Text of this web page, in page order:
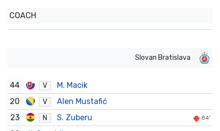
COACH
Slovan Bratislava
44 V
M. Macik
20
V
Alen Mustafić
23
N S. Zuberu 84'